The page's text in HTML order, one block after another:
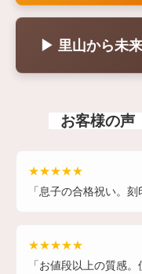
▶ 里山から未
お客様の声
★★★★★
「息子の合格祝い。
★★★★★
「お値段以上の質感